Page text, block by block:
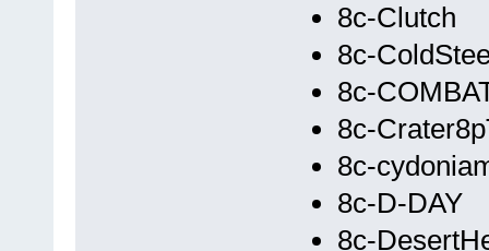
8c-Clutch
8c-
8c-
8c-
8c-
8c-D-DAY
8c-